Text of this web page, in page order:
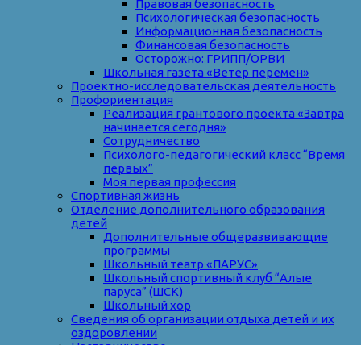
Правовая безопасность
Психологическая безопасность
Информационная безопасность
Финансовая безопасность
Осторожно: ГРИПП/ОРВИ
Школьная газета «Ветер перемен»
Проектно-исследовательская деятельность
Профориентация
Реализация грантового проекта «Завтра
начинается сегодня»
Сотрудничество
Психолого-педагогический класс “Время
первых”
Моя первая профессия
Спортивная жизнь
Отделение дополнительного образования
детей
Дополнительные общеразвивающие
программы
Школьный театр «ПАРУС»
Школьный спортивный клуб “Алые
паруса” (ШСК)
Школьный хор
Сведения об организации отдыха детей и их
оздоровлении